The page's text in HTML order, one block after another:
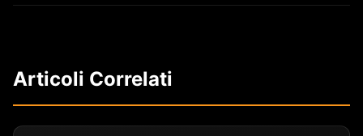
Articoli Correlati